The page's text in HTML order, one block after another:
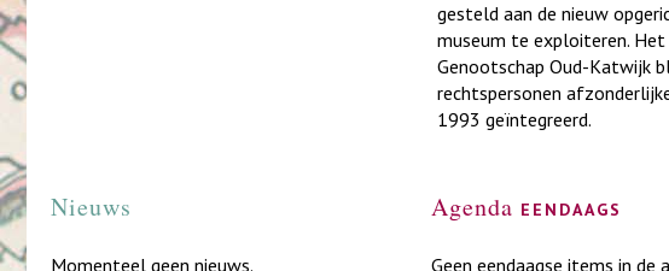
gesteld aan de nieuw
museum te exploiteren.
Genootschap Oud-Katwijk
rechtspersonen
1993 geïntegreerd.
Nieuws
Momenteel geen nieuws.
Agenda eendaags
Geen eendaagse items in de